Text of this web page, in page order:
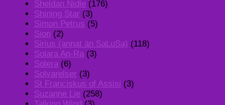
Sheldan Nidle (176)
Shining Star (3)
Simon Petrus (5)
Sion (2)
Sirius (annat än SaLuSa) (118)
Solara An-Ra (3)
Solera (6)
Solvarelser (3)
St Franciskus of Assisi (3)
Suzanne Lie (258)